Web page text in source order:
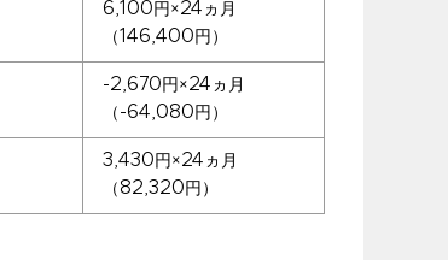
6,100円×24ヵ月
（146,400円）
-2,670円×24ヵ月
（-64,080円）
3,430円×24ヵ月
（82,320円）